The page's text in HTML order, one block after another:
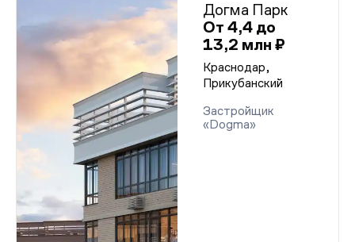
Догма Парк
От 4,4 до
13,2 млн ₽
Краснодар,
Прикубанский
Застройщик
«Dogma»